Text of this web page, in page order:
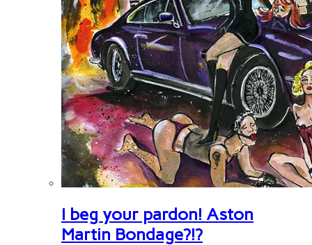
I beg your pardon! Aston
Martin Bondage?!?